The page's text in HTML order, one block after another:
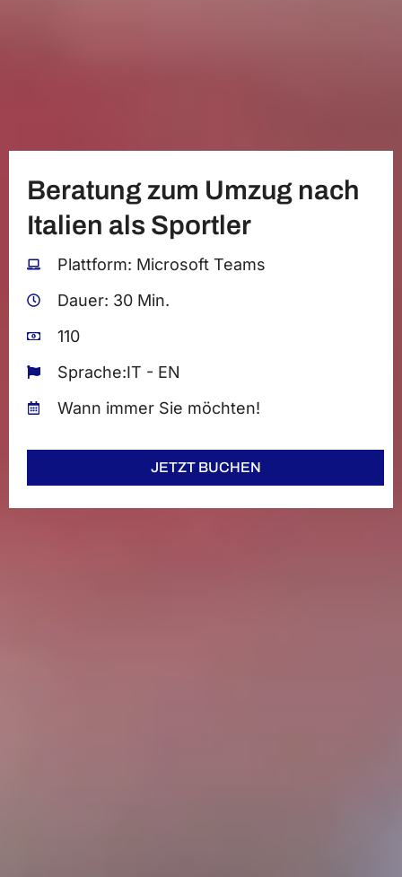
Beratung zum Umzug nach
Italien als Sportler
Plattform: Microsoft Teams
Dauer: 30 Min.
110
Sprache:IT - EN
Wann immer Sie möchten!
JETZT BUCHEN